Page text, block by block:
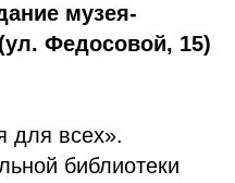
музея-
Федосовой, 15)
для всех».
библиотеки